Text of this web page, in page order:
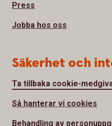
Press
Jobba hos oss
Säkerhet och
Ta tillbaka cookie-
Så hanterar vi cookies
Behandling av